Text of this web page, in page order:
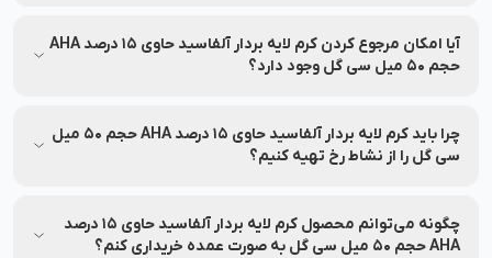
حاوی 15 درصد AHA حجم 50 میل سی گل روی بسته‌بندی درج شده
است؛ پیش از استفاده آن را بررسی نمایید.
آیا امکان مرجوع کردن کرم لایه بردار آلفاسید حاوی 15 درصد AHA
حجم 50 میل سی گل وجود دارد؟
امکان مرجوعی وجود دارد.
چرا باید کرم لایه بردار آلفاسید حاوی 15 درصد AHA حجم 50 میل
سی گل را از نشاط رخ تهیه کنیم؟
پشتیبانی ۲۴ ساعته، پرداخت اقساطی، ضمانت بازگشت ۷ روزه و
خدمات پس از فروش را تضمین می‌کند.
چگونه می‌توانم محصول کرم لایه بردار آلفاسید حاوی 15 درصد
AHA حجم 50 میل سی گل به صورت عمده خریداری کنم؟